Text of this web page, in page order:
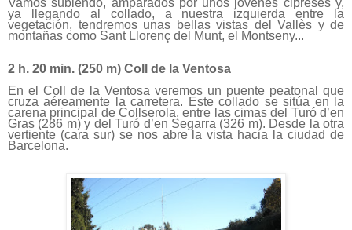
Vamos subiendo, amparados por unos jóvenes cipreses y,
ya llegando al collado, a nuestra izquierda entre la
vegetación, tendremos unas bellas vistas del Vallès y de
montañas como Sant Llorenç del Munt, el Montseny...
2 h. 20 min. (250 m) Coll de la Ventosa
En el Coll de la Ventosa veremos un puente peatonal que
cruza aéreamente la carretera. Este collado se sitúa en la
carena principal de Collserola, entre las cimas del Turó d’en
Gras (286 m) y del Turó d’en Segarra (326 m). Desde la otra
vertiente (cara sur) se nos abre la vista hacia la ciudad de
Barcelona.